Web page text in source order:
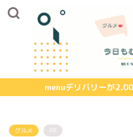
menuデリバリーが
グルメ PR